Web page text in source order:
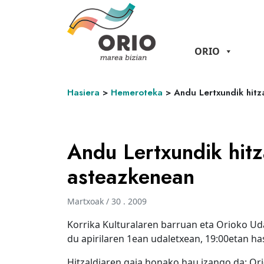
ORIO
Hasiera > Hemeroteka > Andu Lertxundik
Andu Lertxundik
asteazkenean
Martxoak / 30 . 2009
Korrika Kulturalaren barruan eta Orioko
du apirilaren 1ean udaletxean, 19:00etan